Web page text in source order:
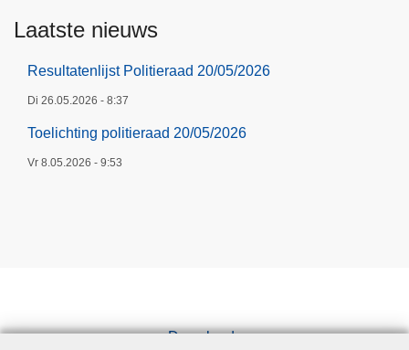
Laatste nieuws
Resultatenlijst Politieraad 20/05/2026
Di 26.05.2026 - 8:37
Toelichting politieraad 20/05/2026
Vr 8.05.2026 - 9:53
Downloads